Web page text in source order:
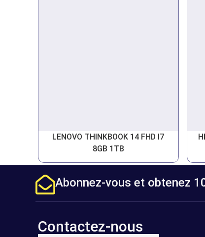
LENOVO THINKBOOK 14 FHD I7
8GB 1TB
Abonnez-vous et obtenez
Contactez-nous